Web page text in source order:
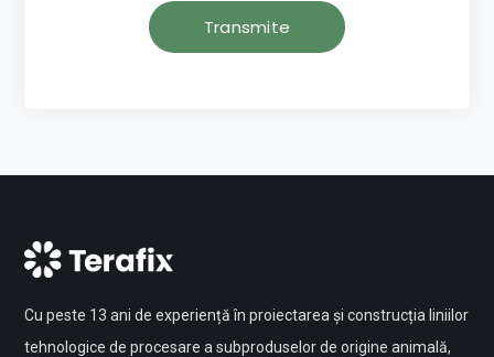
Cu peste 13 ani de experiență în proiectarea și construcția liniilor
tehnologice de procesare a subproduselor de origine animală,